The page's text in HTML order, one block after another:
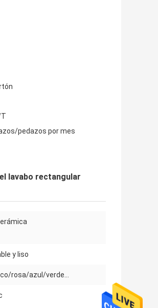
T
pedazos por mes
lavabo rectangular
y liso
rosa/azul/verde…